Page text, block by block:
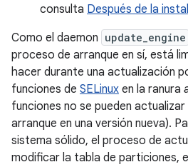
consulta Después de la
Como el daemon update_engine
proceso de arranque en sí, está
hacer durante una actualización
funciones de SELinux en la ranura
funciones no se pueden
arranque en una versión nueva).
sistema sólido, el proceso de
modificar la tabla de particiones,